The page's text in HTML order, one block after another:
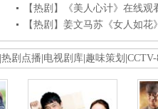
【热剧】《美人心计》在线观
【热剧】姜文马苏《女人如花
热剧点播 电视剧库 趣味策划 CCTV-